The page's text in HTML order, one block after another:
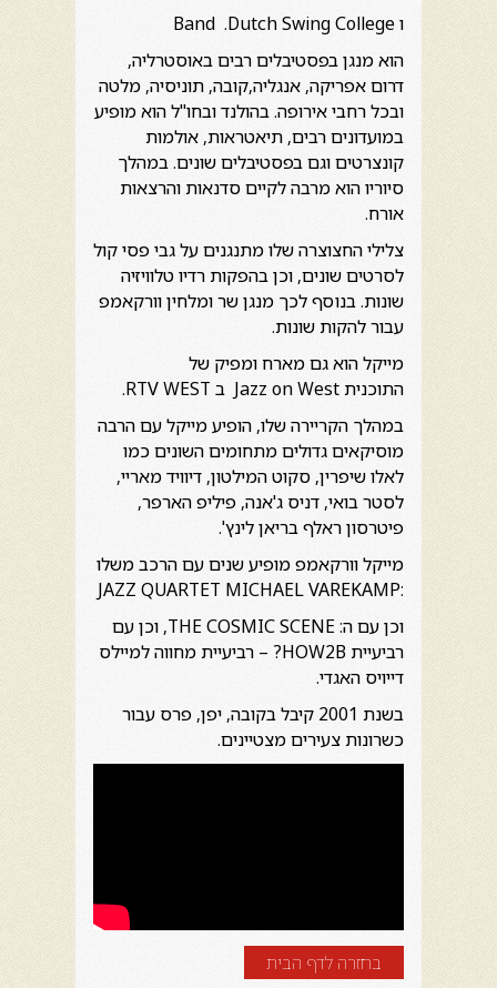
ו Band .Dutch Swing College
הוא מנגן בפסטיבלים רבים באוסטרליה,
דרום אפריקה, אנגליה,קובה, תוניסיה, מלטה
ובכל רחבי אירופה. בהולנד ובחו"ל הוא מופיע
במועדונים רבים, תיאטראות, אולמות
קונצרטים וגם בפסטיבלים שונים. במהלך
סיוריו הוא מרבה לקיים סדנאות והרצאות
אורח.
צלילי החצוצרה שלו מתנגנים על גבי פסי קול
לסרטים שונים, וכן בהפקות רדיו טלוויזיה
שונות. בנוסף לכך מנגן שר ומלחין וורקאמפ
עבור להקות שונות.
מייקל הוא גם מארח ומפיק של
התוכנית Jazz on West ב RTV WEST.
במהלך הקריירה שלו, הופיע מייקל עם הרבה
מוסיקאים גדולים מתחומים השונים כמו
לאלו שיפרין, סקוט המילטון, דיוויד מאריי,
לסטר בואי, דניס ג'אנה, פיליפ הארפר,
פיטרסון ראלף בריאן לינץ'.
מייקל וורקאמפ מופיע שנים עם הרכב משלו
:JAZZ QUARTET MICHAEL VAREKAMP
וכן עם ה: THE COSMIC SCENE, וכן עם
רביעיית HOW2B? – רביעיית מחווה למיילס
דייויס האגדי.
בשנת 2001 קיבל בקובה, יפן, פרס עבור
כשרונות צעירים מצטיינים.
בחזרה לדף הבית